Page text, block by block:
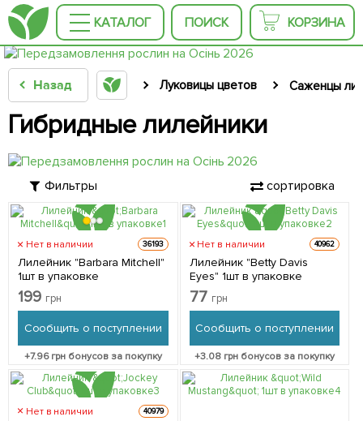
КАТАЛОГ ПОИСК КОРЗИНА
Назад Луковицы цветов Саженцы
Гибридные лилейники
Фильтры сортировка
Нет в наличии 36193
Лилейник "Barbara Mitchell"
1шт в упаковке
199 грн
Сообщить о поступлении
+7.96грн бонусов за покупку
Нет в наличии 40962
Лилейник "Betty Davis
Eyes" 1шт в упаковке
77 грн
Сообщить о поступлении
+3.08 грн бонусов за покупку
Нет в наличии 40979